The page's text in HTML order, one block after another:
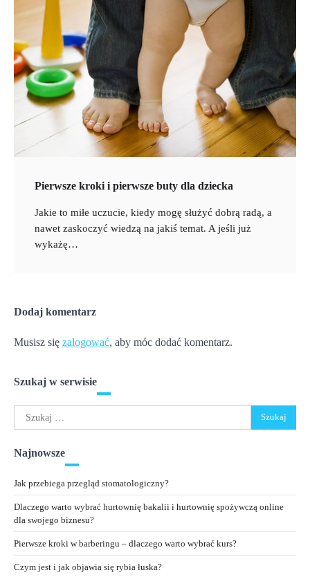
Pierwsze kroki i pierwsze buty dla dziecka
Jakie to miłe uczucie, kiedy mogę służyć dobrą radą, a
nawet zaskoczyć wiedzą na jakiś temat. A jeśli już
wykażę…
Dodaj komentarz
Musisz się zalogować, aby móc dodać komentarz.
Szukaj w serwisie
Szukaj:
Najnowsze
Jak przebiega przegląd stomatologiczny?
Dlaczego warto wybrać hurtownię bakalii i hurtownię spożywczą online
dla swojego biznesu?
Pierwsze kroki w barberingu – dlaczego warto wybrać kurs?
Czym jest i jak objawia się rybia łuska?